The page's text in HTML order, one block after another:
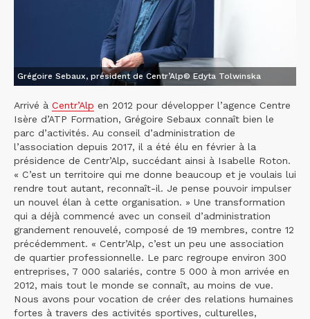
Grégoire Sebaux, président de Centr’Alp© Edyta Tolwinska
Arrivé à Centr’Alp en 2012 pour développer l’agence Centre
Isère d’ATP Formation, Grégoire Sebaux connaît bien le
parc d’activités. Au conseil d’administration de
l’association depuis 2017, il a été élu en février à la
présidence de Centr’Alp, succédant ainsi à Isabelle Roton.
« C’est un territoire qui me donne beaucoup et je voulais lui
rendre tout autant, reconnaît-il. Je pense pouvoir impulser
un nouvel élan à cette organisation. » Une transformation
qui a déjà commencé avec un conseil d’administration
grandement renouvelé, composé de 19 membres, contre 12
précédemment. « Centr’Alp, c’est un peu une association
de quartier professionnelle. Le parc regroupe environ 300
entreprises, 7 000 salariés, contre 5 000 à mon arrivée en
2012, mais tout le monde se connaît, au moins de vue.
Nous avons pour vocation de créer des relations humaines
fortes à travers des activités sportives, culturelles,